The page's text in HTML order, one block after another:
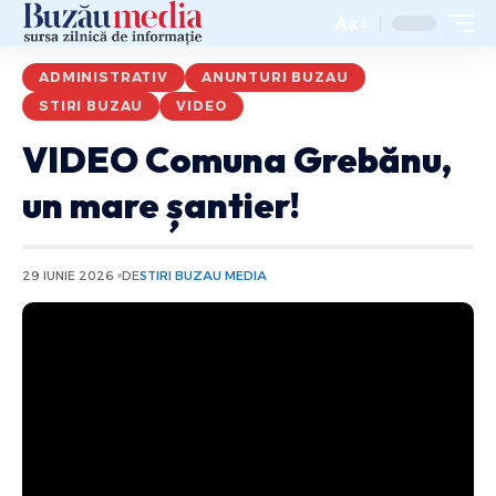
Aa
ADMINISTRATIV
ANUNTURI BUZAU
STIRI BUZAU
VIDEO
VIDEO Comuna Grebănu,
un mare șantier!
29 IUNIE 2026 DESTIRI BUZAU MEDIA